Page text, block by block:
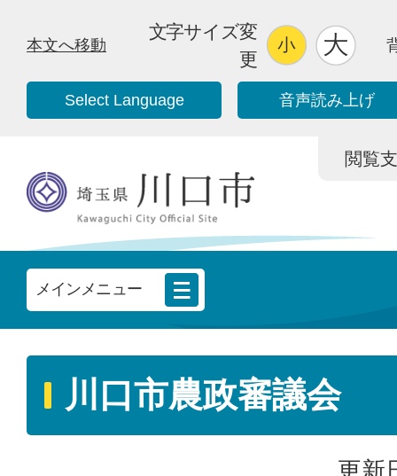
本文へ移動
文字サイズ変
更
Select Language 音声読み上げ
閲覧
メインメニュー
川口市農政審議会